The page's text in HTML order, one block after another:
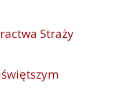
Straży